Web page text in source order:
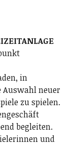
in
Auswahl neuer
zu spielen.
begleiten.
und